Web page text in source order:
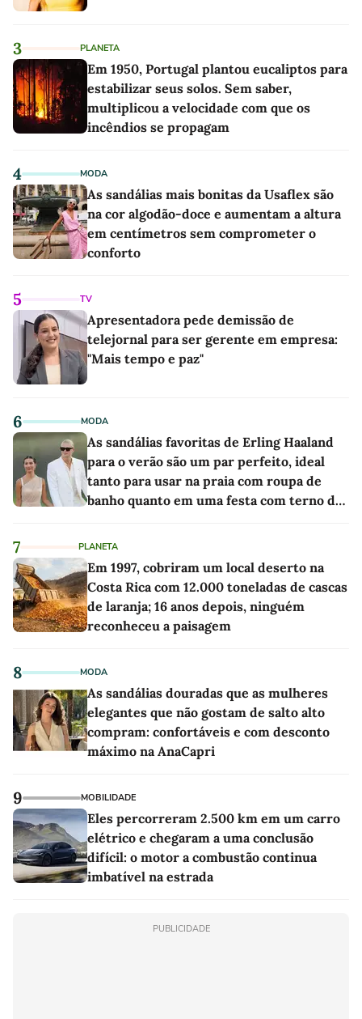
3 PLANETA
Em 1950, Portugal plantou eucaliptos para
estabilizar seus solos. Sem saber,
multiplicou a velocidade com que os
incêndios se propagam
4 MODA
As sandálias mais bonitas da Usaflex são
na cor algodão-doce e aumentam a altura
em centímetros sem comprometer o
conforto
5 TV
Apresentadora pede demissão de
telejornal para ser gerente em empresa:
"Mais tempo e paz"
6 MODA
As sandálias favoritas de Erling Haaland
para o verão são um par perfeito, ideal
tanto para usar na praia com roupa de
banho quanto em uma festa com terno de
7 PLANETA
Em 1997, cobriram um local deserto na
Costa Rica com 12.000 toneladas de cascas
de laranja; 16 anos depois, ninguém
reconheceu a paisagem
8 MODA
As sandálias douradas que as mulheres
elegantes que não gostam de salto alto
compram: confortáveis e com desconto
máximo na AnaCapri
9 MOBILIDADE
Eles percorreram 2.500 km em um carro
elétrico e chegaram a uma conclusão
difícil: o motor a combustão continua
imbatível na estrada
PUBLICIDADE